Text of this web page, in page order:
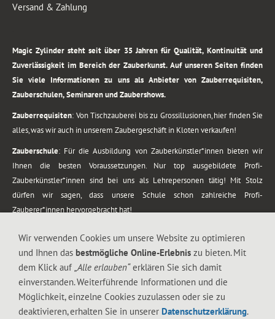
Versand & Zahlung
Magic Zylinder steht seit über 35 Jahren für Qualität, Kontinuität und
Zuverlässigkeit im Bereich der Zauberkunst. Auf unseren Seiten finden
Sie viele Informationen zu uns als Anbieter von Zauberrequisiten,
Zauberschulen, Seminaren und Zaubershows.
Zauberrequisiten: Von Tischzauberei bis zu Grossillusionen, hier finden Sie
alles, was wir auch in unserem Zaubergeschäft in Kloten verkaufen!
Zauberschule: Für die Ausbildung von Zauberkünstler*innen bieten wir
Ihnen die besten Voraussetzungen. Nur top ausgebildete Profi-
Zauberkünstler*innen sind bei uns als Lehrepersonen tätig! Mit Stolz
dürfen wir sagen, dass unsere Schule schon zahlreiche Profi-
Zauberer*innen hervorgebracht hat!
vom Kinderprogramm bis zur Tischzauberei. Lassen Sie sich faszinieren von
meiner Zauber-Sprech-Show, angerührt mit sprachlichen Sequenzen,
gewürzt mit Gags und visuellen Illusionen wie Kaninchen, Vasen, Seilen,
Wir verwenden Cookies um unsere Website zu optimieren
und Ihnen das bestmögliche Online-Erlebnis zu bieten. Mit
dem Klick auf „Alle erlauben“erklären Sie sich damit
einverstanden. Weiterführende Informationen und die
Möglichkeit, einzelne Cookies zuzulassen oder sie zu
deaktivieren, erhalten Sie in unserer Datenschutzerklärung.